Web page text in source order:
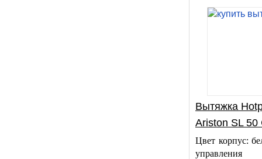
Вытяжка
Ariston SL 50
Цвет корпус:
управления